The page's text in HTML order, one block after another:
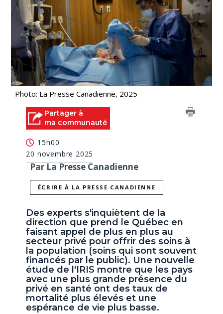
Photo: La Presse Canadienne, 2025
Partager à
ma communauté
15h00
20 novembre 2025
Par La Presse Canadienne
ÉCRIRE À LA PRESSE CANADIENNE
Des experts s'inquiètent de la
direction que prend le Québec en
faisant appel de plus en plus au
secteur privé pour offrir des soins à
la population (soins qui sont souvent
financés par le public). Une nouvelle
étude de l'IRIS montre que les pays
avec une plus grande présence du
privé en santé ont des taux de
mortalité plus élevés et une
espérance de vie plus basse.